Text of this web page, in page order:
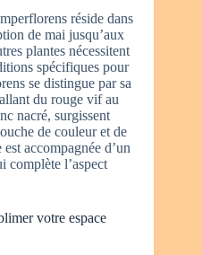
réside dans
de mai jusqu’aux
plantes nécessitent
spécifiques pour
se distingue par sa
du rouge vif au
nacré, surgissent
de couleur et de
accompagnée d’un
complète l’aspect
votre espace